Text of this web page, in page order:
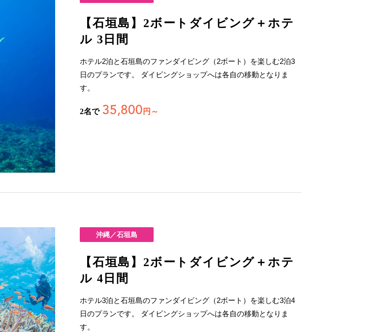
【石垣島】2ボートダイビング＋ホテ
ル 3日間
ホテル2泊と石垣島のファンダイビング（2ボート）を楽しむ2泊3
日のプランです。 ダイビングショップへは各自の移動となりま
す。
2名で 35,800 円～
沖縄／石垣島
【石垣島】2ボートダイビング＋ホテ
ル 4日間
ホテル3泊と石垣島のファンダイビング（2ボート）を楽しむ3泊4
日のプランです。 ダイビングショップへは各自の移動となりま
す。